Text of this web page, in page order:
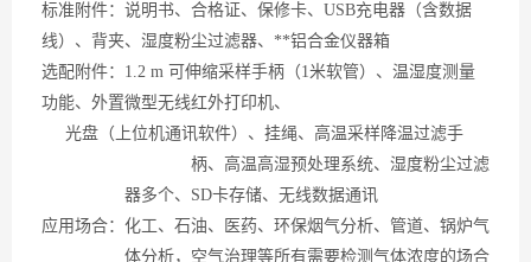
标准附件：说明书、合格证、保修卡、 USB充电器（含数据
线）、背夹、湿度粉尘过滤器、**铝合金仪器箱
选配附件： 1.2 m 可伸缩采样手柄（1米软管）、温湿度测量
功能、外置微型无线红外打印机、
光盘（上位机通讯软件）、挂绳、高温采样降温过滤手
柄、高温高湿预处理系统、湿度粉尘过滤
器多个、 SD卡存储、无线数据通讯
应用场合：化工、石油、医药、环保烟气分析、管道、锅炉气
体分析，空气治理等所有需要检测气体浓度的场合